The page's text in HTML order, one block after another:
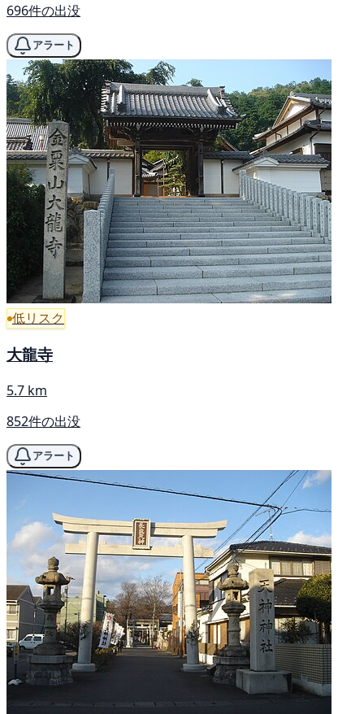
696件の出没
アラート
低リスク
大龍寺
5.7 km
852件の出没
アラート